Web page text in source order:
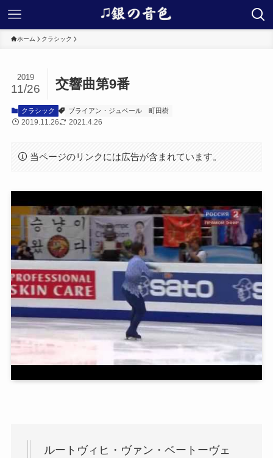
ホーム クラシック
交響曲第9番
2019
11/26
クラシック ブライアン・ジュベール 町田樹
2019.11.26 2021.4.26
当ページのリンクには広告が含まれています。
ルートヴィヒ・ヴァン・ベートーヴェ